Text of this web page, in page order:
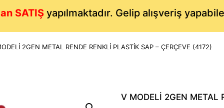
SATIŞyapılmaktadır. Gelip alışveriş
2GEN METAL RENDE RENKLİ PLASTİK SAP – ÇERÇEVE (4172)
V MODELİ 2GEN METAL